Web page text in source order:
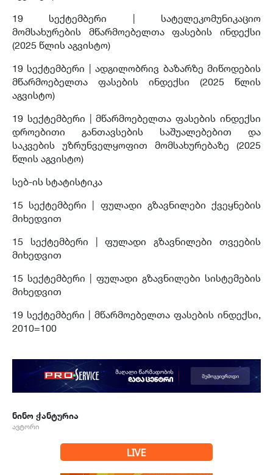
19 სექტემბერი | სატელეკომუნიკაციო
მომსახურების მწარმოებელთა ფასების ინდექსი
(2025 წლის აგვისტო)
19 სექტემბერი |ადგილობრივ ბაზარზე მიწოდების
მწარმოებელთა ფასების ინდექსი (2025 წლის
აგვისტო)
19 სექტემბერი |მწარმოებელთა ფასების ინდექსი
დროებითი განთავსების საშუალებებით და
საკვების უზრუნველყოფით მომსახურებაზე (2025
წლის აგვისტო)
სებ-ის სტატისტიკა
15 სექტემბერი | ფულადი გზავნილები ქვეყნების
მიხედვით
15 სექტემბერი | ფულადი გზავნილები თვეების
მიხედვით
15 სექტემბერი | ფულადი გზავნილები სისტემების
მიხედვით
19 სექტემბერი | მწარმოებელთა ფასების ინდექსი,
2010=100
ნინო ჭანტურია
ავტორი
LIVE